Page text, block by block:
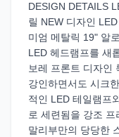
DESIGN DETAILS
릴 NEW 디자인
미엄 메탈릭 19" 알
LED 헤드램프를 새
보레 프론트 디자인
강인하면서도 시크
적인 LED 테일램프
로 세련됨을 강조
말리부만의 당당한